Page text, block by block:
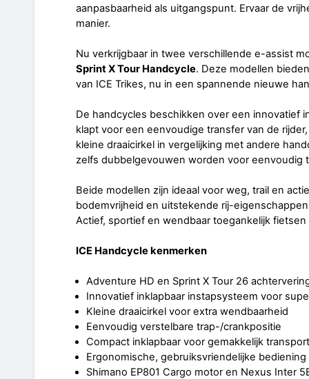
aanpasbaarheid als uitgangspunt. Ervaar de
manier.
Nu verkrijgbaar in twee verschillende e-assist
Sprint X Tour Handcycle. Deze modellen
van ICE Trikes, nu in een spannende nieuwe
De handcycles beschikken over een innovatief
klapt voor een eenvoudige transfer van de
kleine draaicirkel in vergelijking met andere
zelfs dubbelgevouwen worden voor eenvoudig
Beide modellen zijn ideaal voor weg, trail en
bodemvrijheid en uitstekende rij-
Actief, sportief en wendbaar toegankelijk
ICE Handcycle kenmerken
Adventure HD en Sprint X Tour 26
Innovatief inklapbaar instapsysteem voor
Kleine draaicirkel voor extra wendbaarheid
Eenvoudig verstelbare trap-/crankpositie
Compact inklapbaar voor gemakkelijk transport
Ergonomische, gebruiksvriendelijke
Shimano EP801 Cargo motor en Nexus Inter